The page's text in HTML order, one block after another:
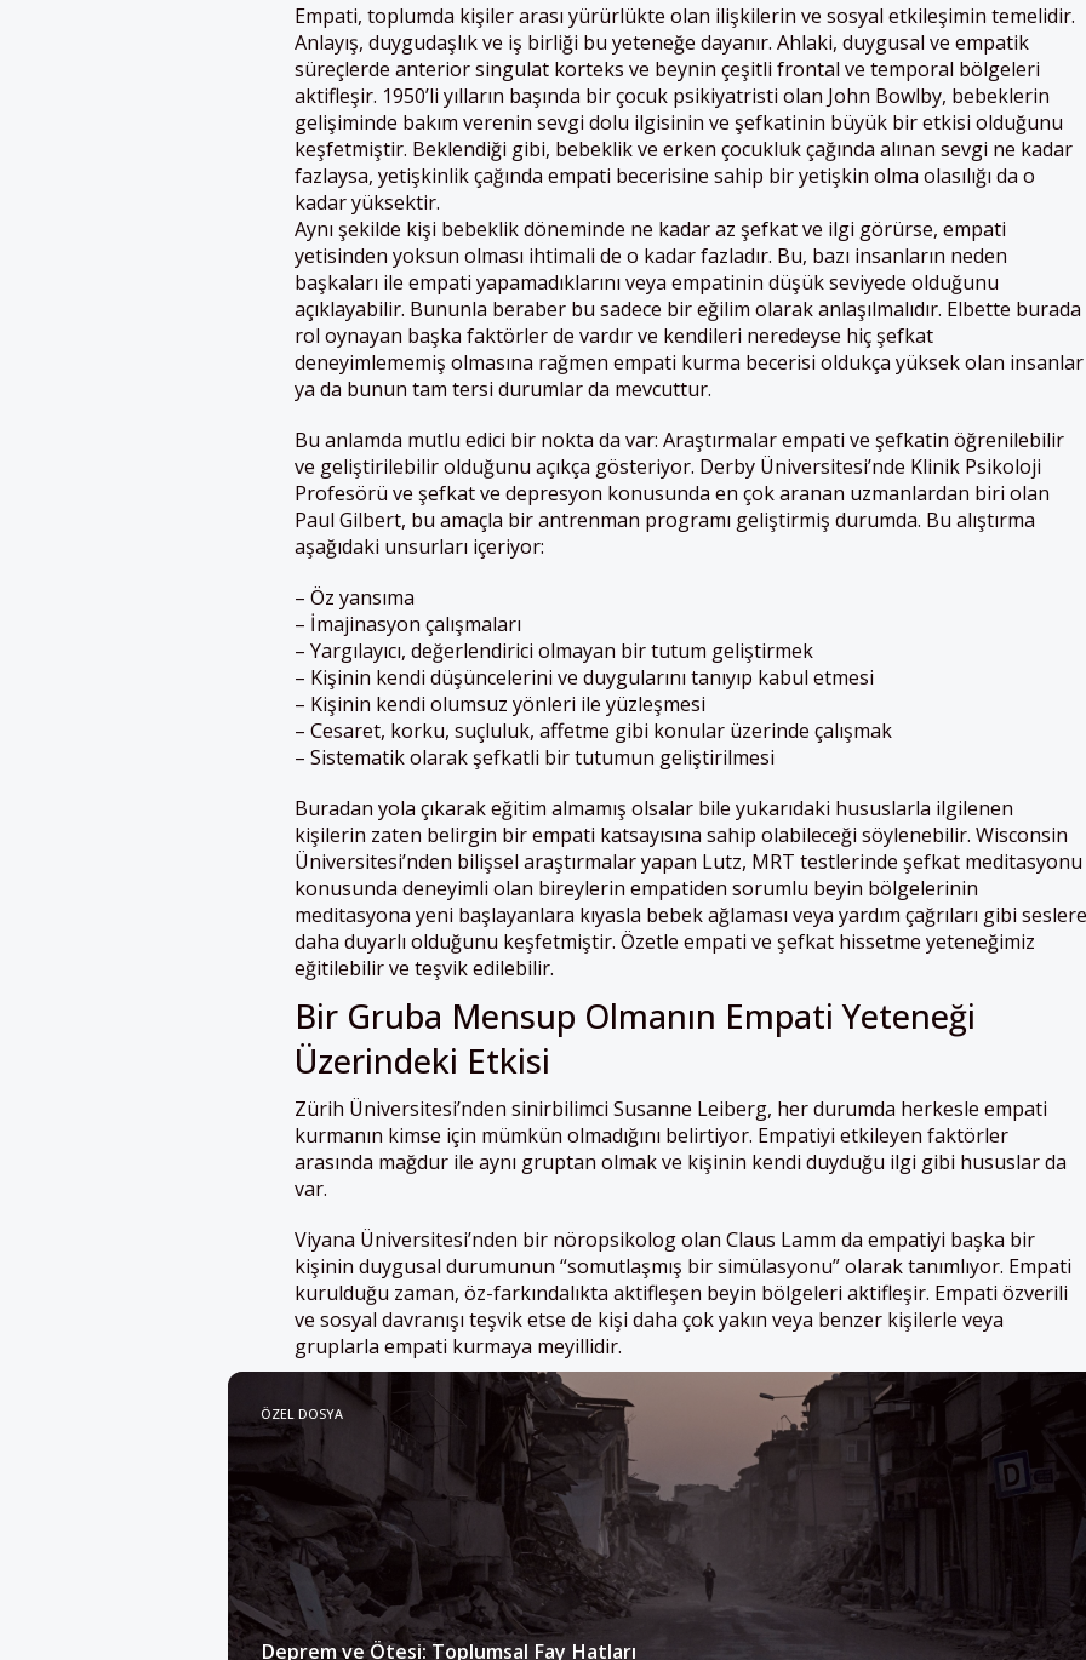
Empati, toplumda kişiler arası yürürlükte olan ilişkilerin ve sosyal etkileşimin temelidir.
Anlayış, duygudaşlık ve iş birliği bu yeteneğe dayanır. Ahlaki, duygusal ve empatik
süreçlerde anterior singulat korteks ve beynin çeşitli frontal ve temporal bölgeleri
aktifleşir. 1950’li yılların başında bir çocuk psikiyatristi olan John Bowlby, bebeklerin
gelişiminde bakım verenin sevgi dolu ilgisinin ve şefkatinin büyük bir etkisi olduğunu
keşfetmiştir. Beklendiği gibi, bebeklik ve erken çocukluk çağında alınan sevgi ne kadar
fazlaysa, yetişkinlik çağında empati becerisine sahip bir yetişkin olma olasılığı da o
kadar yüksektir.
Aynı şekilde kişi bebeklik döneminde ne kadar az şefkat ve ilgi görürse, empati
yetisinden yoksun olması ihtimali de o kadar fazladır. Bu, bazı insanların neden
başkaları ile empati yapamadıklarını veya empatinin düşük seviyede olduğunu
açıklayabilir. Bununla beraber bu sadece bir eğilim olarak anlaşılmalıdır. Elbette burada
rol oynayan başka faktörler de vardır ve kendileri neredeyse hiç şefkat
deneyimlememiş olmasına rağmen empati kurma becerisi oldukça yüksek olan insanlar
ya da bunun tam tersi durumlar da mevcuttur.
Bu anlamda mutlu edici bir nokta da var: Araştırmalar empati ve şefkatin öğrenilebilir
ve geliştirilebilir olduğunu açıkça gösteriyor. Derby Üniversitesi’nde Klinik Psikoloji
Profesörü ve şefkat ve depresyon konusunda en çok aranan uzmanlardan biri olan
Paul Gilbert, bu amaçla bir antrenman programı geliştirmiş durumda. Bu alıştırma
aşağıdaki unsurları içeriyor:
– Öz yansıma
– İmajinasyon çalışmaları
– Yargılayıcı, değerlendirici olmayan bir tutum geliştirmek
– Kişinin kendi düşüncelerini ve duygularını tanıyıp kabul etmesi
– Kişinin kendi olumsuz yönleri ile yüzleşmesi
– Cesaret, korku, suçluluk, affetme gibi konular üzerinde çalışmak
– Sistematik olarak şefkatli bir tutumun geliştirilmesi
Buradan yola çıkarak eğitim almamış olsalar bile yukarıdaki hususlarla ilgilenen
kişilerin zaten belirgin bir empati katsayısına sahip olabileceği söylenebilir. Wisconsin
Üniversitesi’nden bilişsel araştırmalar yapan Lutz, MRT testlerinde şefkat meditasyonu
konusunda deneyimli olan bireylerin empatiden sorumlu beyin bölgelerinin
meditasyona yeni başlayanlara kıyasla bebek ağlaması veya yardım çağrıları gibi seslere
daha duyarlı olduğunu keşfetmiştir. Özetle empati ve şefkat hissetme yeteneğimiz
eğitilebilir ve teşvik edilebilir.
Bir Gruba Mensup Olmanın Empati Yeteneği
Üzerindeki Etkisi
Zürih Üniversitesi’nden sinirbilimci Susanne Leiberg, her durumda herkesle empati
kurmanın kimse için mümkün olmadığını belirtiyor. Empatiyi etkileyen faktörler
arasında mağdur ile aynı gruptan olmak ve kişinin kendi duyduğu ilgi gibi hususlar da
var.
Viyana Üniversitesi’nden bir nöropsikolog olan Claus Lamm da empatiyi başka bir
kişinin duygusal durumunun “somutlaşmış bir simülasyonu” olarak tanımlıyor. Empati
kurulduğu zaman, öz-farkındalıkta aktifleşen beyin bölgeleri aktifleşir. Empati özverili
ve sosyal davranışı teşvik etse de kişi daha çok yakın veya benzer kişilerle veya
gruplarla empati kurmaya meyillidir.
ÖZEL DOSYA
Deprem ve Ötesi: Toplumsal Fay Hatları